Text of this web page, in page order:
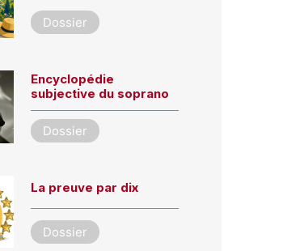
Dossier
Encyclopédie
subjective du soprano
Dossier
La preuve par dix
Dossier